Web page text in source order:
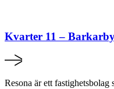
Kvarter 11 –
Resona är ett